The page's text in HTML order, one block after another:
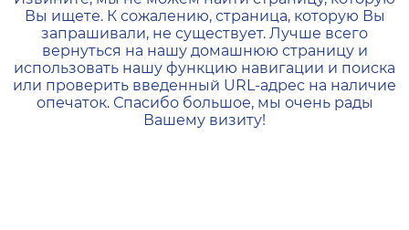
Вы ищете. К сожалению, страница, которую Вы
запрашивали, не существует. Лучше всего
вернуться на нашу домашнюю страницу и
использовать нашу функцию навигации и поиска
или проверить введенный URL-адрес на наличие
опечаток. Спасибо большое, мы очень рады
Вашему визиту!